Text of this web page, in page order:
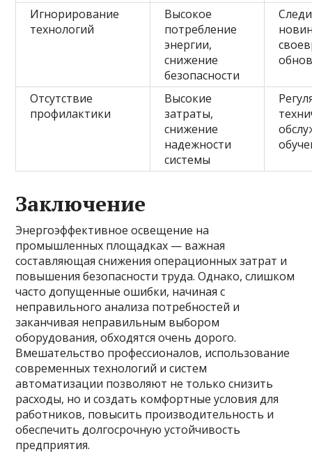
Игнорирование
технологий
Высокое
потребление
энергии,
снижение
безопасности
Отсутствие
профилактики
Высокие
затраты,
снижение
надежности
системы
Заключение
Энергоэффективное освещение на
промышленных площадках — важная
составляющая снижения операционных затрат и
повышения безопасности труда. Однако, слишком
часто допущенные ошибки, начиная с
неправильного анализа потребностей и
заканчивая неправильным выбором
оборудования, обходятся очень дорого.
Вмешательство профессионалов, использование
современных технологий и систем
автоматизации позволяют не только снизить
расходы, но и создать комфортные условия для
работников, повысить производительность и
обеспечить долгосрочную устойчивость
предприятия.